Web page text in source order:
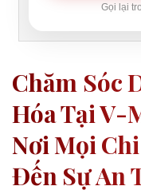
Gọi lại
Chăm Sóc
Hóa Tại V-
Nơi Mọi
Đến Sự An